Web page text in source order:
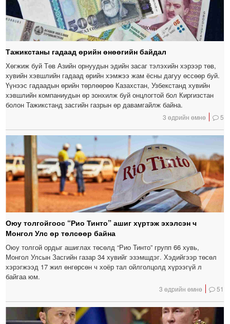
Тажикстаны гадаад өрийн өнөөгийн байдал
Хөгжиж буй Төв Азийн орнуудын эдийн засаг тэлэхийн хэрээр төв,
хувийн хэвшлийн гадаад өрийн хэмжээ жам ёсны дагуу өссөөр буй.
Үүнээс гадаадын өрийн төрлөөрөө Казахстан, Узбекстанд хувийн
хэвшлийн компаниудын өр зонхилж буй онцлогтой бол Киргизстан
болон Тажикстанд засгийн газрын өр давамгайлж байна.
3 өдрийн өмнө 5
Оюу толгойгоос “Рио Тинто” ашиг хүртэж эхэлсэн ч
Монгол Улс өр төлсөөр байна
Оюу толгой ордыг ашиглах төсөлд “Рио Тинто” групп 66 хувь,
Монгол Улсын Засгийн газар 34 хувийг эзэмшдэг. Хэдийгээр төсөл
хэрэгжээд 17 жил өнгөрсөн ч хоёр тал ойлголцолд хүрээгүй л
байгаа юм.
3 өдрийн өмнө 51